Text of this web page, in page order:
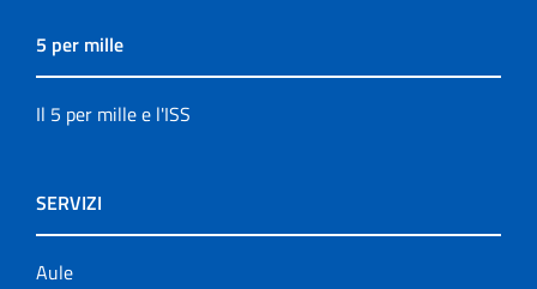
5 per mille
Il 5 per mille e l'ISS
SERVIZI
Aule